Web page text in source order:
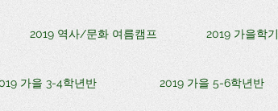
2019 역사/문화 여름캠프 2019 가을학기
가을 3-4학년반 2019 가을 5-6학년반